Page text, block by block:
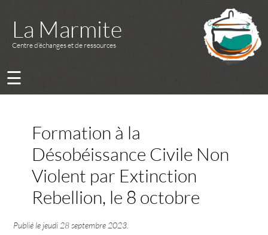
La Marmite
Centre d’échanges et de ressources
☰
Formation à la
Désobéissance Civile Non
Violent par Extinction
Rebellion, le 8 octobre
Publié le jeudi 28 septembre 2023